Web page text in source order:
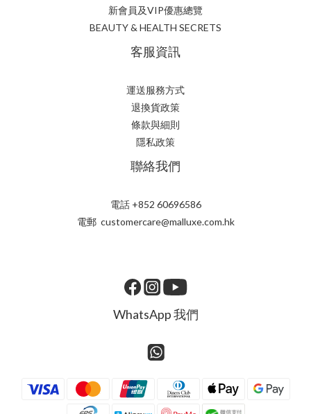
新會員及VIP優惠總覽
BEAUTY & HEALTH SECRETS
客服資訊
運送服務方式
退換貨政策
條款與細則
隱私政策
聯絡我們
電話 +852 60696586
電郵 customercare@malluxe.com.hk
WhatsApp 我們